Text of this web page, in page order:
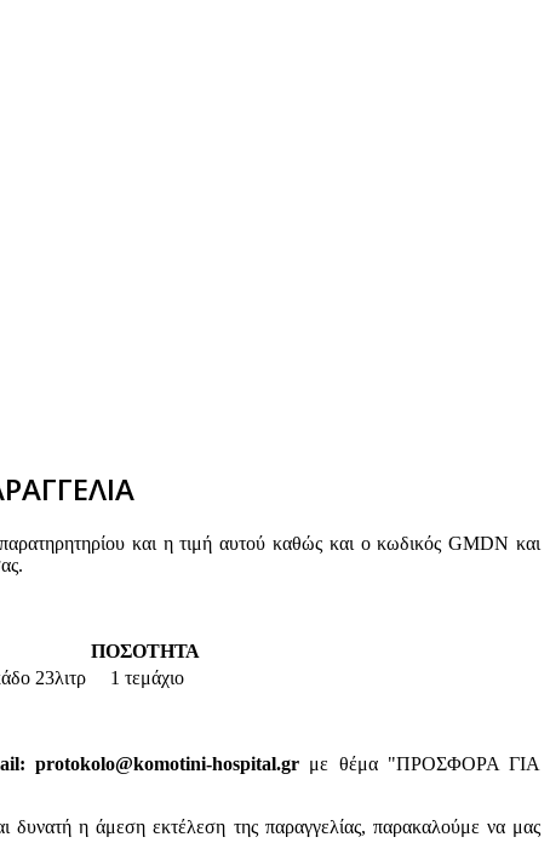
και η τιμή αυτού καθώς και ο κωδικός GMDN και
ΠΟΣΟΤΗΤΑ
23λιτρ 1 τεμάχιο
protokolo@komotini-hospital.gr με θέμα "ΠΡΟΣΦΟΡΑ ΓΙΑ
δυνατή η άμεση εκτέλεση της παραγγελίας, παρακαλούμε να μας